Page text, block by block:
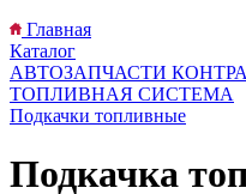
Главная
Каталог
АВТОЗАПЧАСТИ
ТОПЛИВНАЯ СИСТЕМА
Подкачки топливные
Подкачка